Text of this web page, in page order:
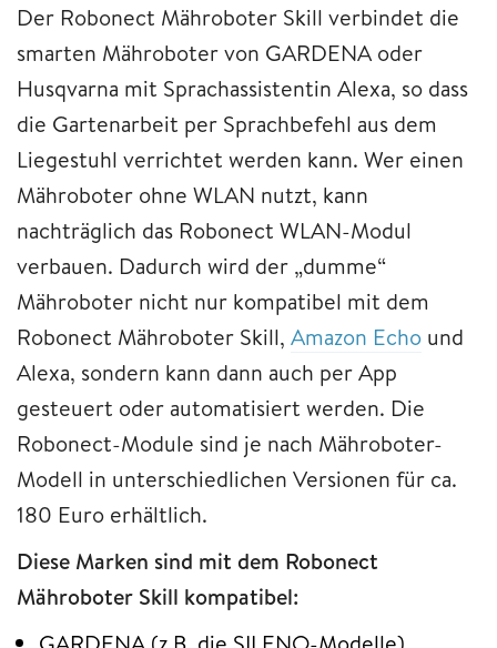
Der Robonect Mähroboter Skill verbindet die
smarten Mähroboter von GARDENA oder
Husqvarna mit Sprachassistentin Alexa, so dass
die Gartenarbeit per Sprachbefehl aus dem
Liegestuhl verrichtet werden kann. Wer einen
Mähroboter ohne WLAN nutzt, kann
nachträglich das Robonect WLAN-Modul
verbauen. Dadurch wird der „dumme“
Mähroboter nicht nur kompatibel mit dem
Robonect Mähroboter Skill, Amazon Echo und
Alexa, sondern kann dann auch per App
gesteuert oder automatisiert werden. Die
Robonect-Module sind je nach Mähroboter-
Modell in unterschiedlichen Versionen für ca.
180 Euro erhältlich.
Diese Marken sind mit dem Robonect
Mähroboter Skill kompatibel: